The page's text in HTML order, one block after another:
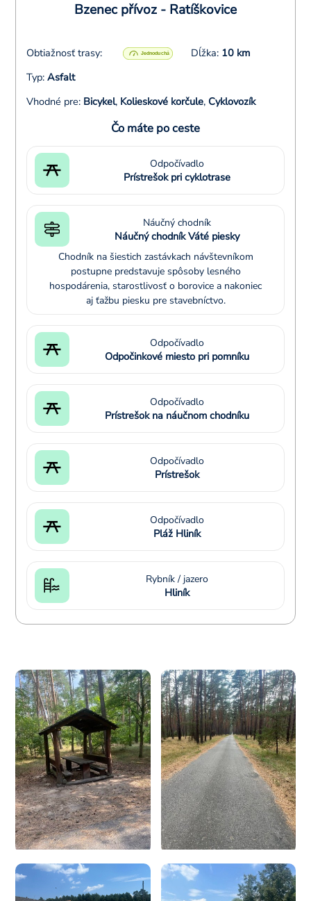
Bzenec přívoz - Ratíškovice
Obtiažnosť trasy: Dĺžka: 10 km
Typ: Asfalt
Vhodné pre: Bicykel, Kolieskové korčule, Cyklovozík
Čo máte po ceste
Odpočívadlo
Prístrešok pri cyklotrase
Náučný chodník
Náučný chodník Váté piesky
Chodník na šiestich zastávkach návštevníkom
postupne predstavuje spôsoby lesného
hospodárenia, starostlivosť o borovice a nakoniec
aj ťažbu piesku pre stavebníctvo.
Odpočívadlo
Odpočinkové miesto pri pomníku
Odpočívadlo
Prístrešok na náučnom chodníku
Odpočívadlo
Prístrešok
Odpočívadlo
Pláž Hliník
Rybník / jazero
Hliník